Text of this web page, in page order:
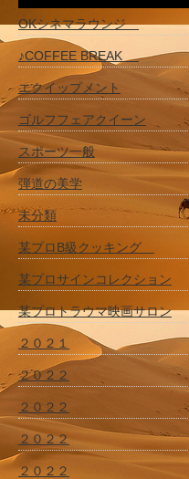
OKシネマラウンジ
♪COFFEE BREAK
エクイップメント
ゴルフフェアクイーン
スポーツ一般
弾道の美学
未分類
某プロB級クッキング
某プロサインコレクション
某プロトラウマ映画サロン
２０２１
２０２２
２０２２
２０２２
２０２２